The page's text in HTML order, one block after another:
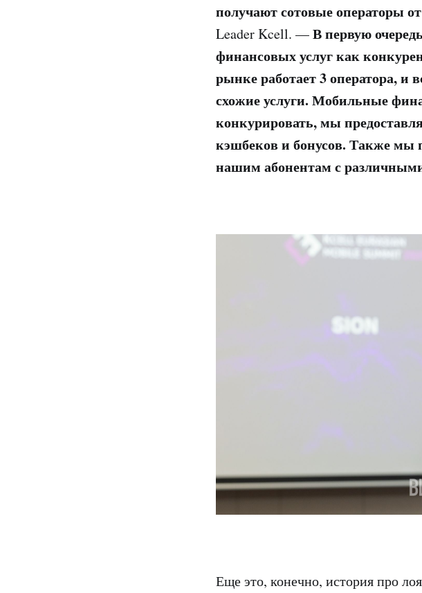
получают сотовые операторы
Leader Kcell. —В первую
финансовых услуг как
рынке работает 3 оператора, и
схожие услуги. Мобильные
конкурировать, мы
кэшбеков и бонусов. Также мы
нашим абонентам с
Еще это, конечно, история про